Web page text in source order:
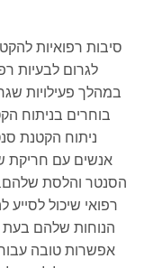
סיבות רפואיות
לגרום לבעיות
במהלך פעילויות
בוחרים בניתוח
ניתוח הקטנת
אנשים עם חריקת
הסנטר והלסת
רפואי שיכול
הנוחות שלהם בעת
אפשרות טובה